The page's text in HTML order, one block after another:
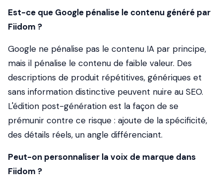
Est-ce que Google pénalise le contenu généré par
Fiidom ?
Google ne pénalise pas le contenu IA par principe,
mais il pénalise le contenu de faible valeur. Des
descriptions de produit répétitives, génériques et
sans information distinctive peuvent nuire au SEO.
L'édition post-génération est la façon de se
prémunir contre ce risque : ajoute de la spécificité,
des détails réels, un angle différenciant.
Peut-on personnaliser la voix de marque dans
Fiidom ?